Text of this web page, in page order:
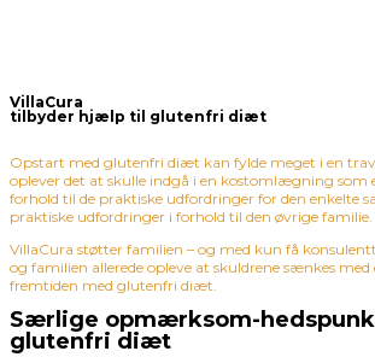
VillaCura
tilbyder hjælp til glutenfri diæt
Opstart med glutenfri diæt kan fylde meget i en
oplever det at skulle indgå i en kostomlægning som
forhold til de praktiske udfordringer for den enkelte
praktiske udfordringer i forhold til den øvrige familie.
VillaCura støtter familien – og med kun få
og familien allerede opleve at skuldrene sænkes
fremtiden med glutenfri diæt.
Særlige opmærksom-
glutenfri diæt